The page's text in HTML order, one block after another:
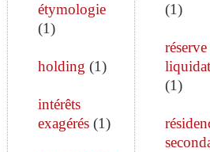
étymologie
(1)
holding (1)
intérêts
exagérés(1)
(1)
(1)